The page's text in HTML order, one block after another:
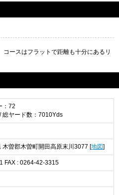
ースはフラットで距離も十分にあるリ
：72
総ヤード数：7010Yds
曽郡木曽町開田高原末川3077 [ 地図
FAX : 0264-42-3315